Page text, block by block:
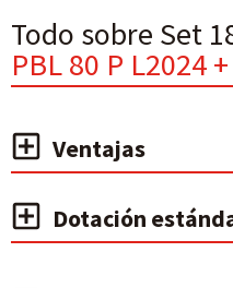
Todo sobre Set
PBL 80 P L2024
Ventajas
Dotación